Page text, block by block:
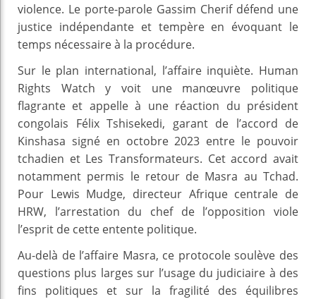
violence. Le porte-parole Gassim Cherif défend une
justice indépendante et tempère en évoquant le
temps nécessaire à la procédure.
Sur le plan international, l’affaire inquiète. Human
Rights Watch y voit une manœuvre politique
flagrante et appelle à une réaction du président
congolais Félix Tshisekedi, garant de l’accord de
Kinshasa signé en octobre 2023 entre le pouvoir
tchadien et Les Transformateurs. Cet accord avait
notamment permis le retour de Masra au Tchad.
Pour Lewis Mudge, directeur Afrique centrale de
HRW, l’arrestation du chef de l’opposition viole
l’esprit de cette entente politique.
Au-delà de l’affaire Masra, ce protocole soulève des
questions plus larges sur l’usage du judiciaire à des
fins politiques et sur la fragilité des équilibres